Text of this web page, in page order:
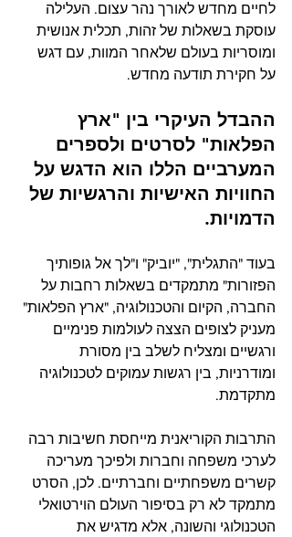
לחיים מחדש לאורך נהר עצום. העלילה
עוסקת בשאלות של זהות, תכלית אנושית
ומוסריות בעולם שלאחר המוות, עם דגש
על חקירת תודעה מחדש.
ההבדל העיקרי בין "ארץ
הפלאות" לסרטים ולספרים
המערביים הללו הוא הדגש על
החוויות האישיות והרגשיות של
הדמויות.
בעוד "התגלית", "יוביק" ו"לך אל גופותיך
הפזורות" מתמקדים בשאלות רחבות על
החברה, הקיום והטכנולוגיה, "ארץ הפלאות"
מעניק לצופים הצצה לעולמות פנימיים
ורגשיים ומצליח לשלב בין מסורת
ומודרניות, בין רגשות עמוקים לטכנולוגיה
מתקדמת.
התרבות הקוריאנית מייחסת חשיבות רבה
לערכי משפחה וחברות ולפיכך מעריכה
קשרים משפחתיים וחברתיים. לכן, הסרט
מתמקד לא רק בסיפור העולם הוירטואלי
הטכנולוגי והשונה, אלא מדגיש את